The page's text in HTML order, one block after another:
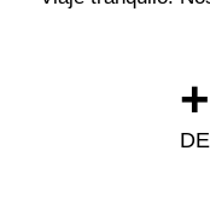
+